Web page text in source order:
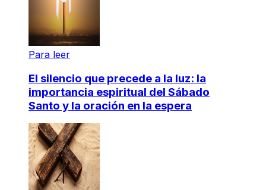
Para leer
El silencio que precede a la luz: la
importancia espiritual del Sábado
Santo y la oración en la espera